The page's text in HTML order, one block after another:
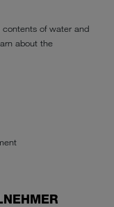
contents of water and
about the